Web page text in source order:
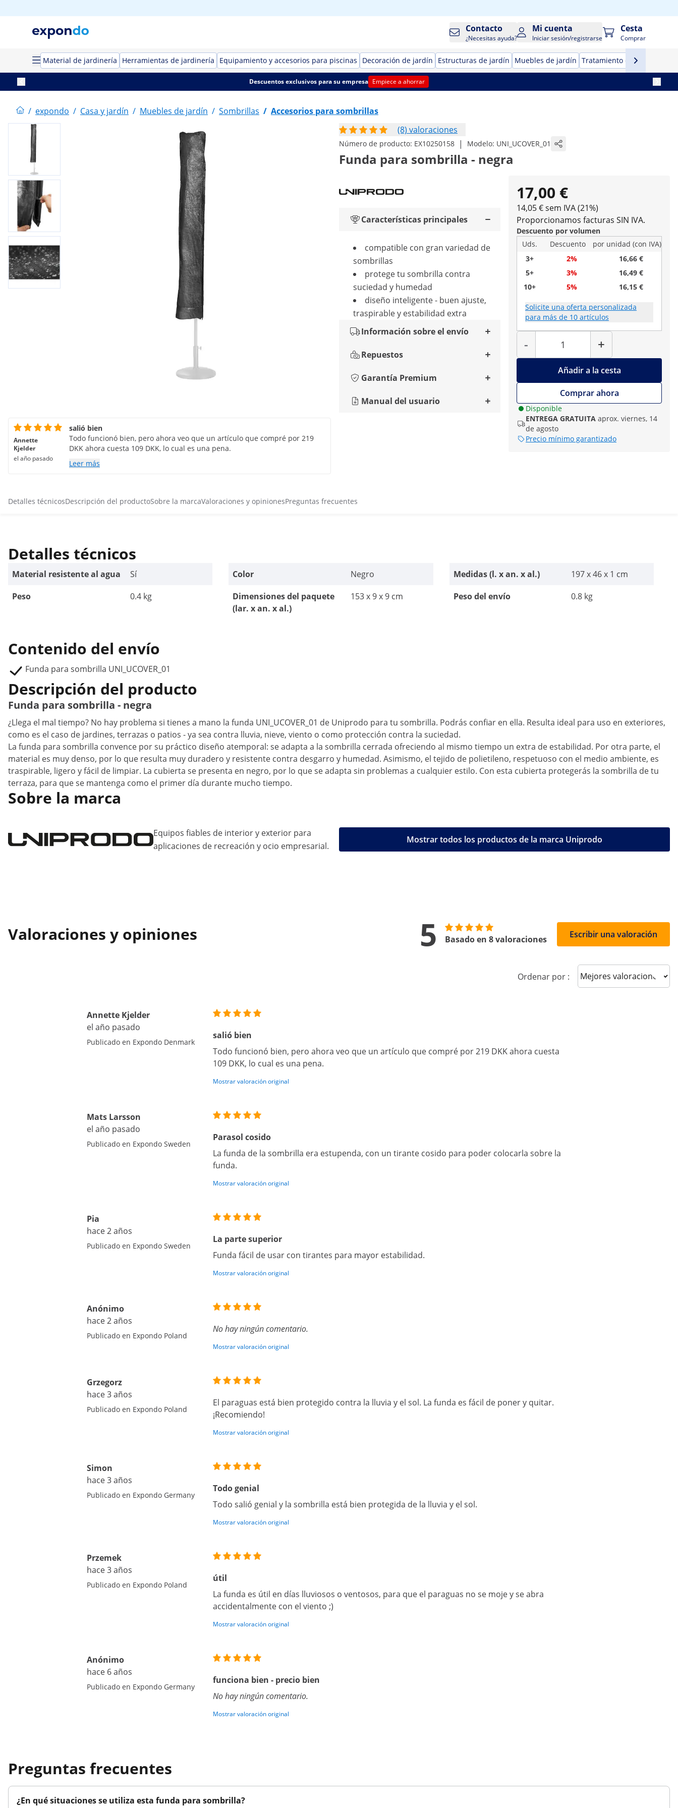
Contacto
¿Necesitas ayuda?
Mi cuenta
Iniciar sesión/registrarse
Cesta
Comprar
Material de jardinería Herramientas de jardinería Equipamiento y accesorios para piscinas Decoración de jardín Estructuras de jardín Muebles de jardín Tratamiento del aire
Descuentos exclusivos para su empresa Empiece a ahorrar
/ expondo / Casa y jardín / Muebles de jardín / Sombrillas / Accesorios para sombrillas
(8) valoraciones
Número de producto: EX10250158 | Modelo: UNI_UCOVER_01
Funda para sombrilla - negra
17,00 €
14,05 € sem IVA (21%)
Proporcionamos facturas SIN IVA.
Descuento por volumen
Uds.
Descuento
por unidad (con IVA)
3+
2%
16,66 €
5+
3%
16,49 €
10+
5% 16,15 €
Solicite una oferta personalizada
para más de 10 artículos
-
Cantidad
+
Añadir a la cesta
Comprar ahora
Disponible
ENTREGA GRATUITA aprox. viernes, 14
de agosto
Precio mínimo garantizado
Características principales
compatible con gran variedad de
sombrillas
protege tu sombrilla contra
suciedad y humedad
diseño inteligente - buen ajuste,
traspirable y estabilidad extra
Información sobre el envío
Repuestos
Garantía Premium
Manual del usuario
Annette
Kjelder
el año pasado
salió bien
Todo funcionó bien, pero ahora veo que un artículo que compré por 219
DKK ahora cuesta 109 DKK, lo cual es una pena.
Leer más
Detalles técnicosDescripción del productoSobre la marcaValoraciones y opinionesPreguntas frecuentes
Detalles técnicos
Material resistente al agua Sí Color Negro Medidas (l. x an. x al.)
197 x 46 x 1 cm
Peso
0.4 kg
Dimensiones del paquete
(lar. x an. x al.)
153 x 9 x 9 cm Peso del envío 0.8 kg
Contenido del envío
Funda para sombrilla UNI_UCOVER_01
Descripción del producto
Funda para sombrilla - negra
¿Llega el mal tiempo? No hay problema si tienes a mano la funda UNI_UCOVER_01 de Uniprodo para tu sombrilla. Podrás confiar en ella. Resulta ideal para uso en exteriores,
como es el caso de jardines, terrazas o patios - ya sea contra lluvia, nieve, viento o como protección contra la suciedad.
La funda para sombrilla convence por su práctico diseño atemporal: se adapta a la sombrilla cerrada ofreciendo al mismo tiempo un extra de estabilidad. Por otra parte, el
material es muy denso, por lo que resulta muy duradero y resistente contra desgarro y humedad. Asimismo, el tejido de polietileno, respetuoso con el medio ambiente, es
traspirable, ligero y fácil de limpiar. La cubierta se presenta en negro, por lo que se adapta sin problemas a cualquier estilo. Con esta cubierta protegerás la sombrilla de tu
terraza, para que se mantenga como el primer día durante mucho tiempo.
Sobre la marca
Equipos fiables de interior y exterior para
aplicaciones de recreación y ocio empresarial.
Mostrar todos los productos de la marca Uniprodo
Valoraciones y opiniones 5 Basado en 8 valoraciones Escribir una valoración
Ordenar por : Sort reviews
Annette Kjelder
el año pasado
Publicado en Expondo Denmark
salió bien
Todo funcionó bien, pero ahora veo que un artículo que compré por 219 DKK ahora cuesta
109 DKK, lo cual es una pena.
Mostrar valoración original
Mats Larsson
el año pasado
Publicado en Expondo Sweden
Parasol cosido
La funda de la sombrilla era estupenda, con un tirante cosido para poder colocarla sobre la
funda.
Mostrar valoración original
Pia
hace 2 años
Publicado en Expondo Sweden
La parte superior
Funda fácil de usar con tirantes para mayor estabilidad.
Mostrar valoración original
Anónimo
hace 2 años
Publicado en Expondo Poland
No hay ningún comentario.
Mostrar valoración original
Grzegorz
hace 3 años
Publicado en Expondo Poland
El paraguas está bien protegido contra la lluvia y el sol. La funda es fácil de poner y quitar.
¡Recomiendo!
Mostrar valoración original
Simon
hace 3 años
Publicado en Expondo Germany
Todo genial
Todo salió genial y la sombrilla está bien protegida de la lluvia y el sol.
Mostrar valoración original
Przemek
hace 3 años
Publicado en Expondo Poland
útil
La funda es útil en días lluviosos o ventosos, para que el paraguas no se moje y se abra
accidentalmente con el viento ;)
Mostrar valoración original
Anónimo
hace 6 años
Publicado en Expondo Germany
funciona bien - precio bien
No hay ningún comentario.
Mostrar valoración original
Preguntas frecuentes
¿En qué situaciones se utiliza esta funda para sombrilla?